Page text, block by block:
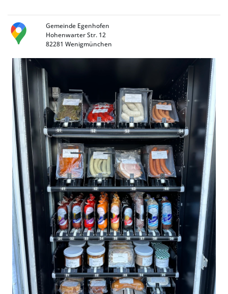
Gemeinde Egenhofen
Hohenwarter Str. 12
82281 Wenigmünchen